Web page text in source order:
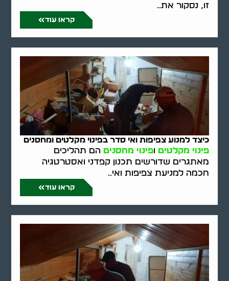
זו, נסקור את..
קראו עוד
כיצד למנוע צפיפות ואי סדר בפינוי מקלטים ומחסנים
פינוי מקלטים ופינוי מחסנים הם תהליכים
מאתגרים שדורשים תכנון קפדני ואסטרטגיה
חכמה למניעת צפיפות ואי..
קראו עוד